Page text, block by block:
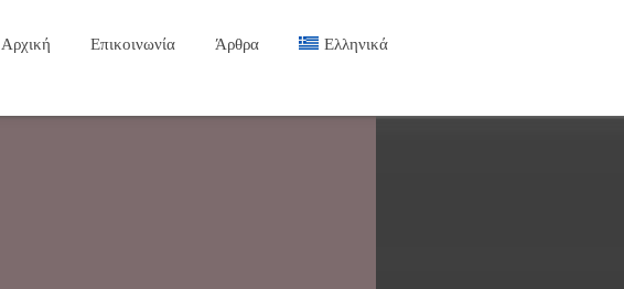
Αρχική Επικοινωνία Άρθρα Ελληνικά